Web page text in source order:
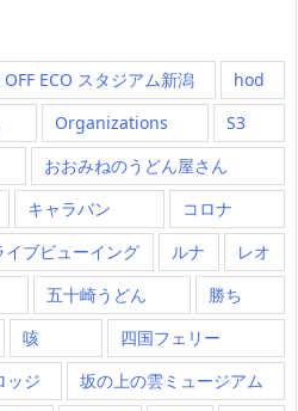
OFF ECO スタジアム新潟
hod
Organizations
S3
おおみねのうどん屋さん
キャラバン
コロナ
イブビューイング ルナ
レオ
五十崎うどん
勝ち
咳
四国フェリー
ッジ
坂の上の雲ミュージアム